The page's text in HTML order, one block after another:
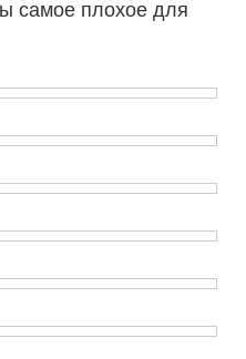
самое плохое для